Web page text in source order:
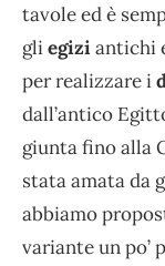
tavole ed è
gliegiziantichi
per realizzare i
dall’antico
giunta fino alla
stata amata da
abbiamo
variante un po’